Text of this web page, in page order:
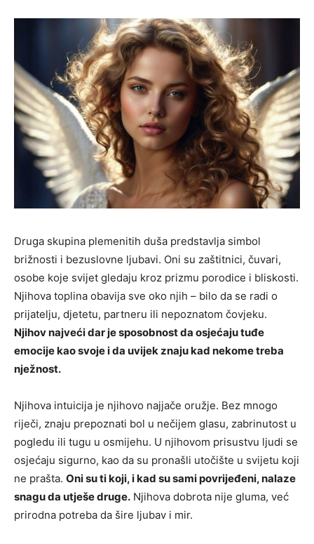
Druga skupina plemenitih duša predstavlja simbol
brižnosti i bezuslovne ljubavi. Oni su zaštitnici, čuvari,
osobe koje svijet gledaju kroz prizmu porodice i bliskosti.
Njihova toplina obavija sve oko njih – bilo da se radi o
prijatelju, djetetu, partneru ili nepoznatom čovjeku.
Njihov najveći dar je sposobnost da osjećaju tuđe
emocije kao svoje i da uvijek znaju kad nekome treba
nježnost.
Njihova intuicija je njihovo najjače oružje. Bez mnogo
riječi, znaju prepoznati bol u nečijem glasu, zabrinutost u
pogledu ili tugu u osmijehu. U njihovom prisustvu ljudi se
osjećaju sigurno, kao da su pronašli utočište u svijetu koji
ne prašta. Oni su ti koji, i kad su sami povrijeđeni, nalaze
snagu da utješe druge. Njihova dobrota nije gluma, već
prirodna potreba da šire ljubav i mir.